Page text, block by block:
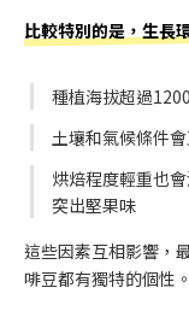
比較特別的是，生長
種植海拔超過
土壤和氣候條件
烘焙程度輕重也
突出堅果味
這些因素互相影響，
啡豆都有獨特的個性。